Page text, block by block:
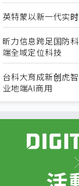
英特蒙以新一代实
昕力信息跨足国防
端全域定位科技
台科大育成新创虎
业地端AI商用